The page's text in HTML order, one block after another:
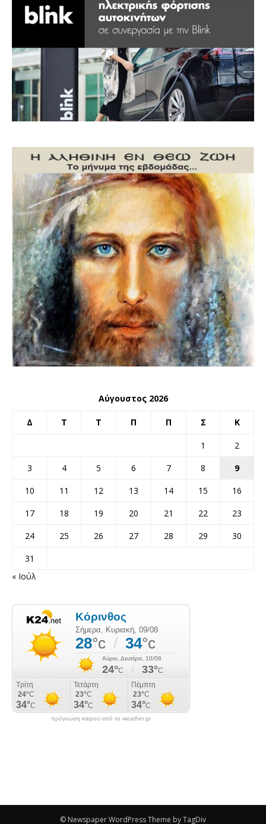
Αύγουστος 2026
Δ Τ Τ Π Π Σ Κ
1
2
3
4 5 6 7 8
9
10
11 12 13 14 15
16
17
18 19 20 21 22
23
24
25 26 27 28 29
30
31
« Ιούλ
πρόγνωση καιρού από το weather.gr
© Newspaper WordPress Theme by TagDiv